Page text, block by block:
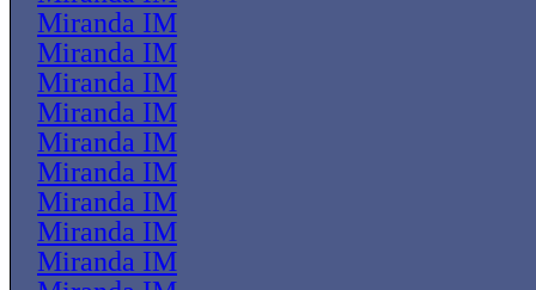
Miranda IM
Miranda IM
Miranda IM
Miranda IM
Miranda IM
Miranda IM
Miranda IM
Miranda IM
Miranda IM